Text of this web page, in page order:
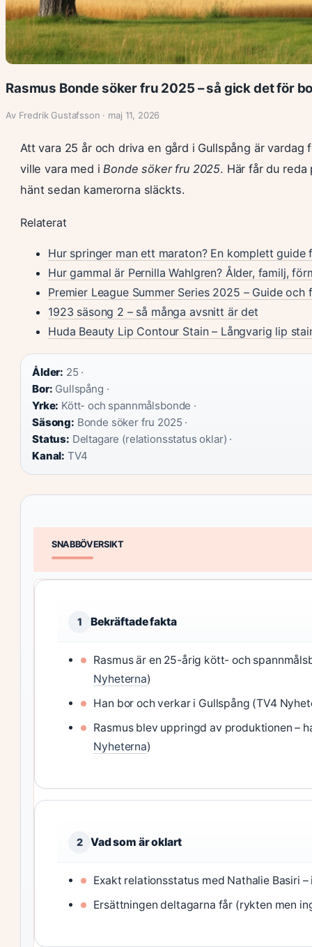
Rasmus Bonde söker fru 2025 – så gick det för
Av Fredrik Gustafsson · maj 11, 2026
Att vara 25 år och driva en gård i Gullspång är
ville vara med i Bonde söker fru 2025. Här får du
hänt sedan kamerorna släckts.
Relaterat
Hur springer man ett maraton? En komplett guide
Hur gammal är Pernilla Wahlgren? Ålder, familj,
Premier League Summer Series 2025 – Guide och
1923 säsong 2 – så många avsnitt är det
Huda Beauty Lip Contour Stain – Långvarig lip
Ålder: 25 ·
Bor: Gullspång ·
Yrke: Kött- och spannmålsbonde ·
Säsong: Bonde söker fru 2025 ·
Status: Deltagare (relationsstatus oklar) ·
Kanal: TV4
SNABBÖVERSIKT
1 Bekräftade fakta
Rasmus är en 25-årig kött- och
Nyheterna)
Han bor och verkar i Gullspång (TV4
Rasmus blev uppringd av produktionen –
Nyheterna)
2 Vad som är oklart
Exakt relationsstatus med Nathalie Basiri
Ersättningen deltagarna får (rykten men